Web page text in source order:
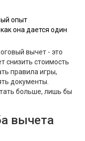
опыт
она дается один
вычет - это
снизить стоимость
правила игры,
документы.
больше, лишь бы
вычета